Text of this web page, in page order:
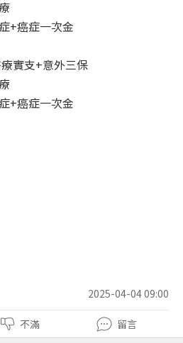
+癌症一次金
實支+意外三保
+癌症一次金
2025-04-04 09:00
不滿 留言